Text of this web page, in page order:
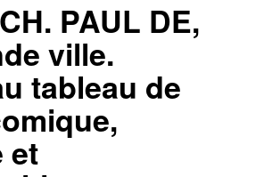
PAUL DE,
ville.
tableau de
et